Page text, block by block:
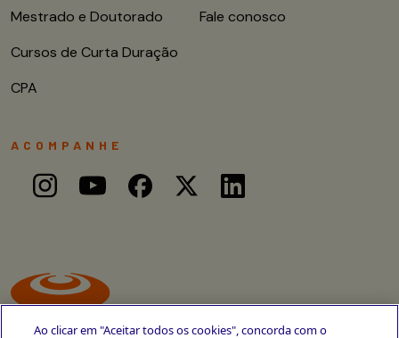
Mestrado e Doutorado
Cursos de Curta Duração
CPA
Fale conosco
ACOMPANHE
Ao clicar em "Aceitar todos os cookies", concorda com o